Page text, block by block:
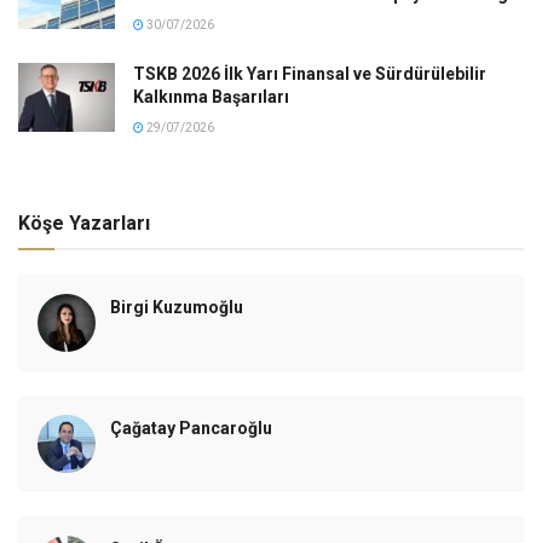
30/07/2026
TSKB 2026 İlk Yarı Finansal ve Sürdürülebilir
Kalkınma Başarıları
29/07/2026
Köşe Yazarları
Birgi Kuzumoğlu
Çağatay Pancaroğlu